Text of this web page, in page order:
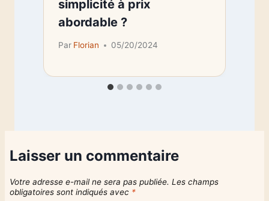
simplicité à prix
abordable ?
Par Florian 05/20/2024
Laisser un commentaire
Votre adresse e-mail ne sera pas publiée. Les champs
obligatoires sont indiqués avec *